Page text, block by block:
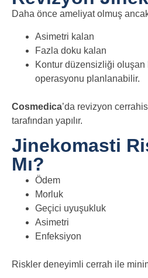
Daha önce ameliyat olmuş
Asimetri kalan
Fazla doku kalan
Kontur düzensizliği oluşan
operasyonu planlanabilir.
Cosmedica’da revizyon
tarafından yapılır.
Jinekomasti
Mı?
Ödem
Morluk
Geçici uyuşukluk
Asimetri
Enfeksiyon
Riskler deneyimli cerrah ile